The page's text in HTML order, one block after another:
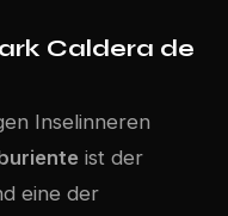
Caldera de
Inselinneren
ist der
eine der